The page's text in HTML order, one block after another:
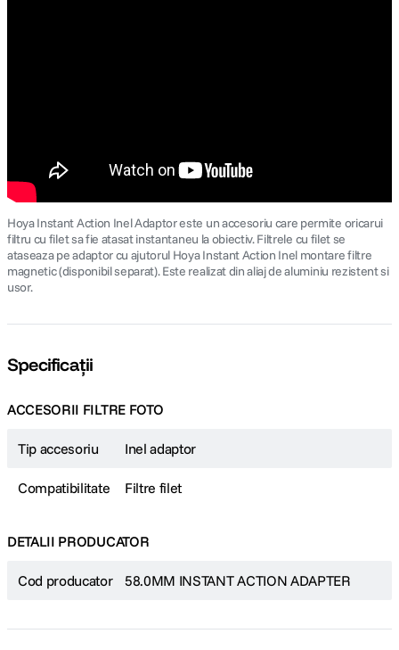
Hoya Instant Action Inel Adaptor este un accesoriu care permite oricarui
filtru cu filet sa fie atasat instantaneu la obiectiv. Filtrele cu filet se
ataseaza pe adaptor cu ajutorul Hoya Instant Action Inel montare filtre
magnetic (disponibil separat). Este realizat din aliaj de aluminiu rezistent si
usor.
Specificații
ACCESORII FILTRE FOTO
Tip accesoriu Inel adaptor
Compatibilitate Filtre filet
DETALII PRODUCATOR
Cod producator 58.0MM INSTANT ACTION ADAPTER